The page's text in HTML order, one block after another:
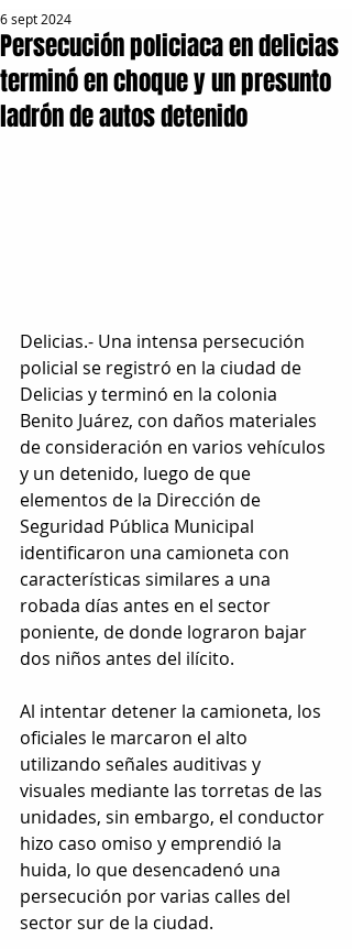
Persecución policiaca en delicias
terminó en choque y un presunto
ladrón de autos detenido
6 sept 2024
Delicias.- Una intensa persecución
policial se registró en la ciudad de
Delicias y terminó en la colonia
Benito Juárez, con daños materiales
de consideración en varios vehículos
y un detenido, luego de que
elementos de la Dirección de
Seguridad Pública Municipal
identificaron una camioneta con
características similares a una
robada días antes en el sector
poniente, de donde lograron bajar
dos niños antes del ilícito.
Al intentar detener la camioneta, los
oficiales le marcaron el alto
utilizando señales auditivas y
visuales mediante las torretas de las
unidades, sin embargo, el conductor
hizo caso omiso y emprendió la
huida, lo que desencadenó una
persecución por varias calles del
sector sur de la ciudad.